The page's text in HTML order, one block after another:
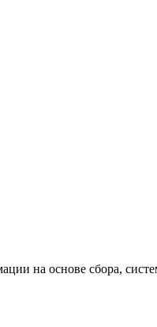
на основе сбора,